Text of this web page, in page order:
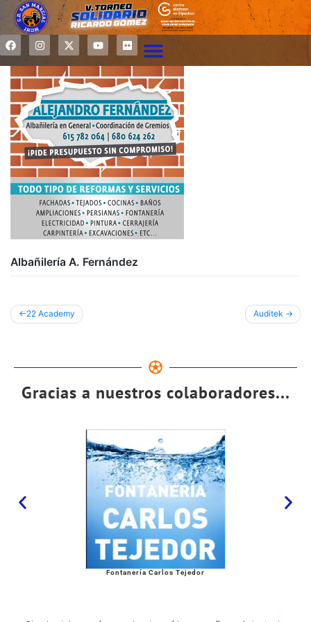
Albañilería A. Fernández
22 Academy Auditek
Gracias a nuestros colaboradores...
Fontanería Carlos Tejedor